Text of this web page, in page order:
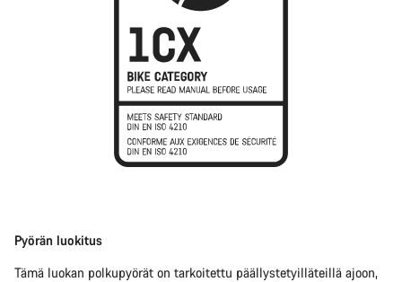
Pyörän luokitus
Tämä luokan polkupyörät on tarkoitettu päällystetyilläteillä ajoon,